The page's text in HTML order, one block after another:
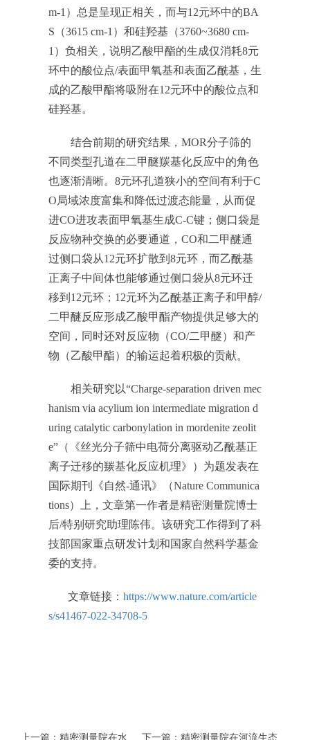
m-1）总是呈现正相关，而与12元环中的BA
S（3615 cm-1）和硅羟基（3760~3680 cm-
1）负相关，说明乙酸甲酯的生成仅消耗8元
环中的酸位点/表面甲氧基和表面乙酰基，生
成的乙酸甲酯将吸附在12元环中的酸位点和
硅羟基。
结合前期的研究结果，MOR分子筛的
不同类型孔道在二甲醚羰基化反应中的角色
也逐渐清晰。8元环孔道狭小的空间有利于C
O局域浓度富集和降低过渡态能量，从而促
进CO进攻表面甲氧基生成C-C键；侧口袋是
反应物种交换的必要通道，CO和二甲醚通
过侧口袋从12元环扩散到8元环，而乙酰基
正离子中间体也能够通过侧口袋从8元环迁
移到12元环；12元环为乙酰基正离子和甲醇/
二甲醚反应形成乙酸甲酯产物提供足够大的
空间，同时还对反应物（CO/二甲醚）和产
物（乙酸甲酯）的输运起着积极的贡献。
相关研究以“Charge-separation driven mec
hanism via acylium ion intermediate migration d
uring catalytic carbonylation in mordenite zeolit
e”（《丝光分子筛中电荷分离驱动乙酰基正
离子迁移的羰基化反应机理》）为题发表在
国际期刊《自然-通讯》（Nature Communica
tions）上，文章第一作者是精密测量院博士
后/特别研究助理陈伟。该研究工作得到了科
技部国家重点研发计划和国家自然科学基金
委的支持。
文章链接 ： https://www.nature.com/article
s/s41467-022-34708-5
上一篇：精密测量院在水 下一篇：精密测量院在河流生态